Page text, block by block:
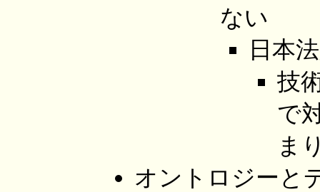
ない
日本
技
で
ま
オントロジーと